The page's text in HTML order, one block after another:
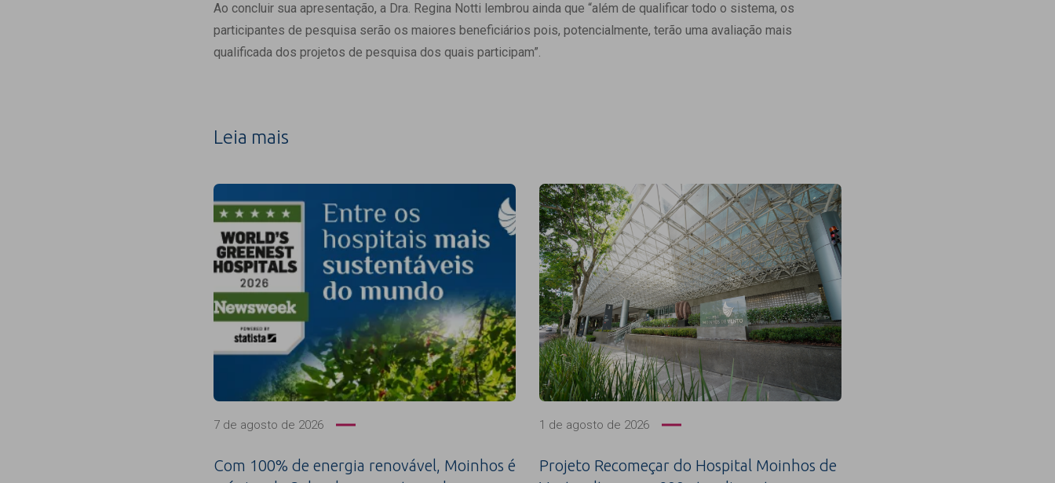
Ao concluir sua apresentação, a Dra. Regina Notti lembrou ainda que “além de qualificar todo o sistema, os
participantes de pesquisa serão os maiores beneficiários pois, potencialmente, terão uma avaliação mais
qualificada dos projetos de pesquisa dos quais participam”.
Leia mais
7 de agosto de 2026
Com 100% de energia renovável, Moinhos é
1 de agosto de 2026
Projeto Recomeçar do Hospital Moinhos de